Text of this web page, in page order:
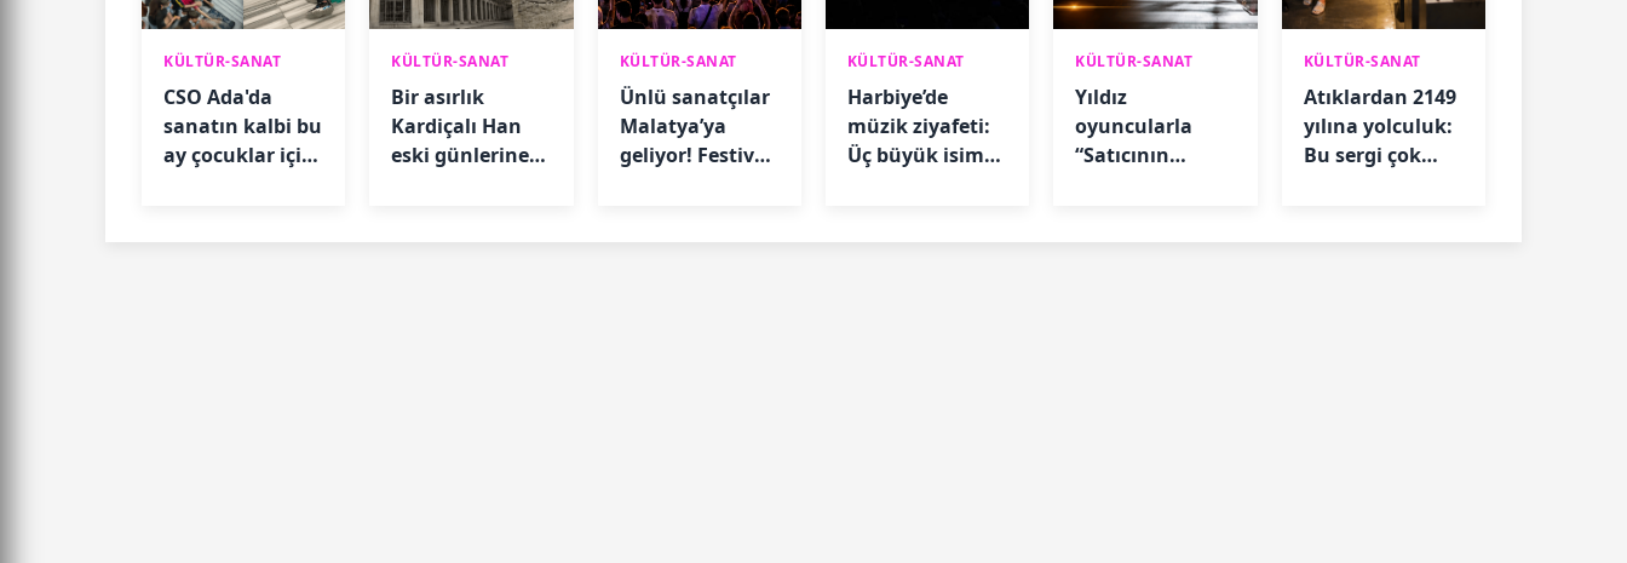
KÜLTÜR-SANAT
CSO Ada'da
sanatın kalbi bu
ay çocuklar için
KÜLTÜR-SANAT
Bir asırlık
Kardiçalı Han
eski günlerine
KÜLTÜR-SANAT
Ünlü sanatçılar
Malatya’ya
geliyor! Festival
KÜLTÜR-SANAT
Harbiye’de
müzik ziyafeti:
Üç büyük isim
KÜLTÜR-SANAT
Yıldız
oyuncularla
“Satıcının
KÜLTÜR-SANAT
Atıklardan 2149
yılına yolculuk:
Bu sergi çok